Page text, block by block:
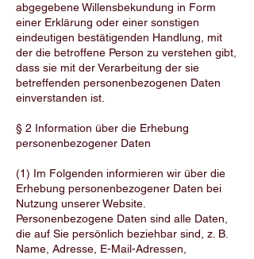
abgegebene Willensbekundung in Form
einer Erklärung oder einer sonstigen
eindeutigen bestätigenden Handlung, mit
der die betroffene Person zu verstehen gibt,
dass sie mit der Verarbeitung der sie
betreffenden personenbezogenen Daten
einverstanden ist.
§ 2 Information über die Erhebung
personenbezogener Daten
(1) Im Folgenden informieren wir über die
Erhebung personenbezogener Daten bei
Nutzung unserer Website.
Personenbezogene Daten sind alle Daten,
die auf Sie persönlich beziehbar sind, z. B.
Name, Adresse, E-Mail-Adressen,